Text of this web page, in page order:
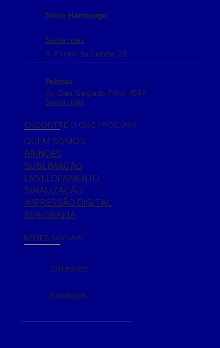
Novo Hamburgo
R. Flores da Cunha, 28
Saiba mais
Pelotas
Av. San. Salgado Filho, 1597
Saiba mais
ENCONTRE O QUE PROCURA
QUEM SOMOS
BRINDES
SUBLIMAÇÃO
ENVELOPAMENTO
SINALIZAÇÃO
IMPRESSÃO DIGITAL
SERIGRAFIA
REDES SOCIAIS
Instagram
Facebook